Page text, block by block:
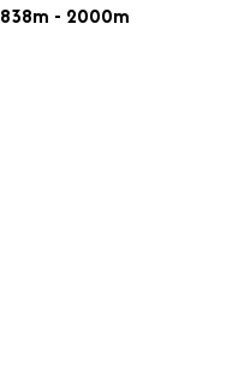
838m - 2000m